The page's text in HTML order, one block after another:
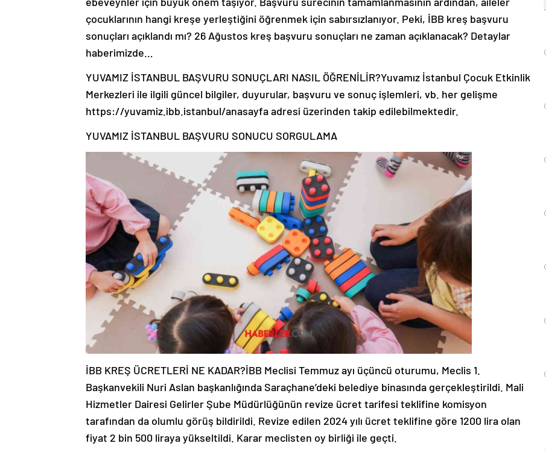
çocuklarının hangi kreşe yerleştiğini öğrenmek için sabırsızlanıyor. Peki, İBB kreş başvuru
sonuçları açıklandı mı? 26 Ağustos kreş başvuru sonuçları ne zaman açıklanacak? Detaylar
haberimizde…
YUVAMIZ İSTANBUL BAŞVURU SONUÇLARI NASIL ÖĞRENİLİR?Yuvamız İstanbul Çocuk Etkinlik
Merkezleri ile ilgili güncel bilgiler, duyurular, başvuru ve sonuç işlemleri, vb. her gelişme
https://yuvamiz.ibb.istanbul/anasayfa adresi üzerinden takip edilebilmektedir.
YUVAMIZ İSTANBUL BAŞVURU SONUCU SORGULAMA
İBB KREŞ ÜCRETLERİ NE KADAR?İBB Meclisi Temmuz ayı üçüncü oturumu, Meclis 1.
Başkanvekili Nuri Aslan başkanlığında Saraçhane’deki belediye binasında gerçekleştirildi. Mali
Hizmetler Dairesi Gelirler Şube Müdürlüğünün revize ücret tarifesi teklifine komisyon
tarafından da olumlu görüş bildirildi. Revize edilen 2024 yılı ücret teklifine göre 1200 lira olan
fiyat 2 bin 500 liraya yükseltildi. Karar meclisten oy birliği ile geçti.